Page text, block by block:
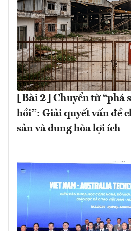
[Bài 2] Chuyển từ “phá
hồi”: Giải quyết vấn đề
sản và dung hòa lợi ích